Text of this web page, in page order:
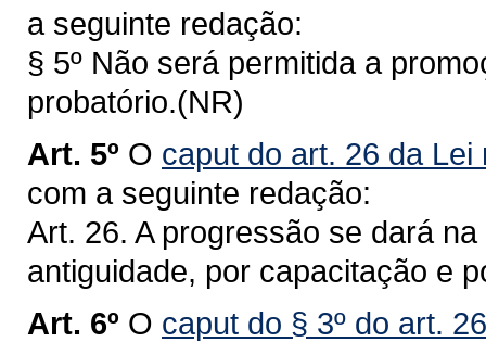
a seguinte redação:
§ 5º Não será permitida a
probatório.(NR)
Art. 5º O caput do art. 26 da Lei
com a seguinte redação:
Art. 26. A progressão se dará
antiguidade, por capacitação e
Art. 6º O caput do § 3º do art.